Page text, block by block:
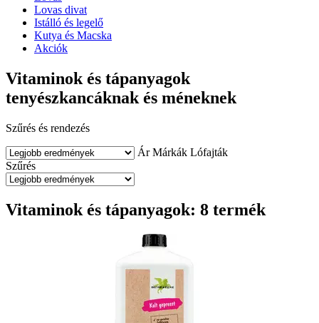
Lovas divat
Istálló és legelő
Kutya és Macska
Akciók
Vitaminok és tápanyagok
tenyészkancáknak és méneknek
Szűrés és rendezés
Ár Márkák Lófajták
Szűrés
Vitaminok és tápanyagok: 8 termék